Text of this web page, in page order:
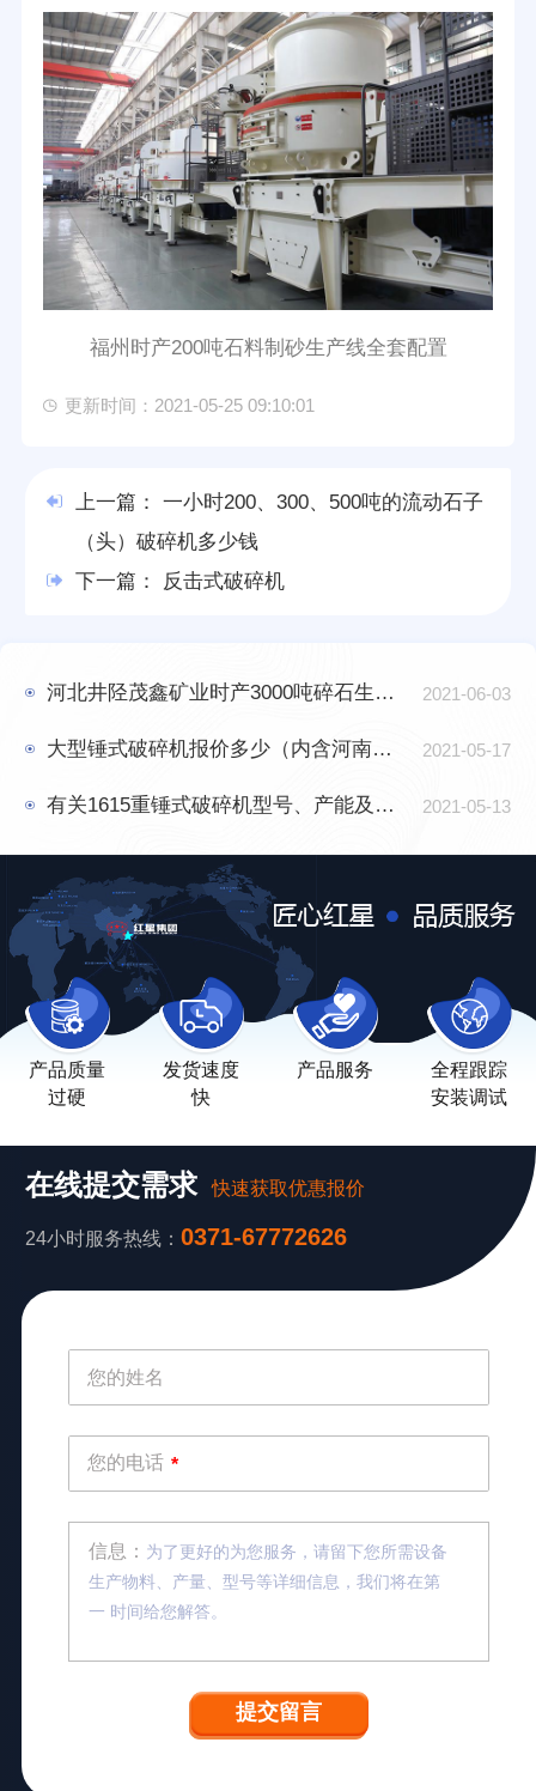
福州时产200吨石料制砂生产线全套配置
更新时间：2021-05-25 09:10:01
上一篇： 一小时200、300、500吨的流动石子
（头）破碎机多少钱
下一篇：
反击式破碎机
河北井陉茂鑫矿业时产3000吨碎石生产线项目 2021-06-03
大型锤式破碎机报价多少（内含河南新乡客户现场图集） 2021-05-17
有关1615重锤式破碎机型号、产能及价格详解 2021-05-13
产品质量
过硬
发货速度
快
产品服务
全程跟踪
安装调试
在线提交需求 快速获取优惠报价
24小时服务热线：0371-67772626
您的姓名
您的电话 *
信息： 为了更好的为您服务，请留下您所需设备
生产物料、产量、型号等详细信息，我们将在第
一 时间给您解答。